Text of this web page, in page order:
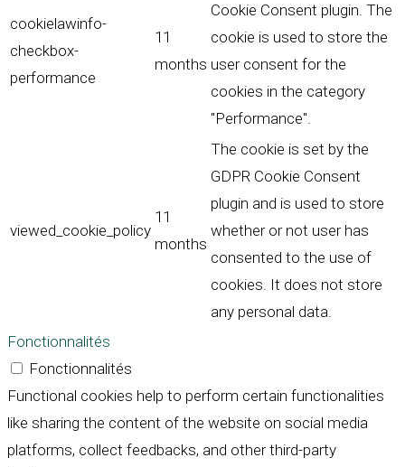
cookielawinfo-
checkbox-
performance
11
months
Cookie Consent plugin. The
cookie is used to store the
user consent for the
cookies in the category
"Performance".
viewed_cookie_policy
11
months
The cookie is set by the
GDPR Cookie Consent
plugin and is used to store
whether or not user has
consented to the use of
cookies. It does not store
any personal data.
Fonctionnalités
Fonctionnalités
Functional cookies help to perform certain functionalities
like sharing the content of the website on social media
platforms, collect feedbacks, and other third-party